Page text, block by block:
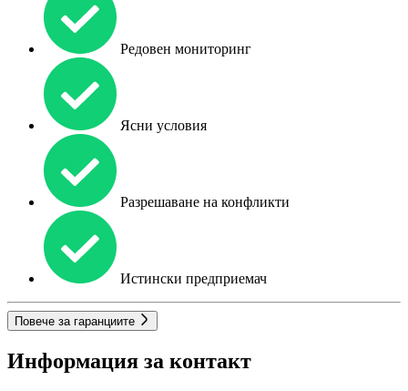
Редовен мониторинг
Ясни условия
Разрешаване на конфликти
Истински предприемач
Повече за гаранциите
Информация за контакт